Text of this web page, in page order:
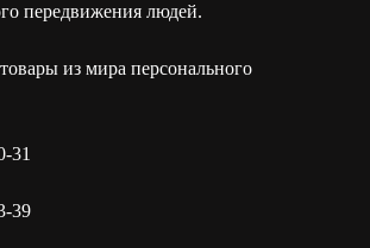
передвижения людей.
из мира персонального
31
39